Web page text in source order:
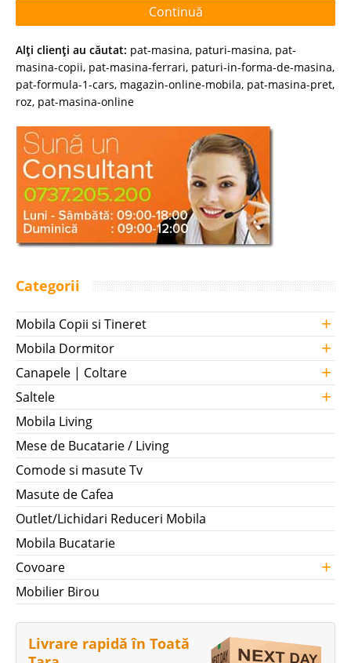
Continuă
Alţi clienţi au căutat: pat-masina, paturi-masina, pat-
masina-copii, pat-masina-ferrari, paturi-in-forma-de-masina,
pat-formula-1-cars, magazin-online-mobila, pat-masina-pret,
roz, pat-masina-online
Categorii
Mobila Copii si Tineret +
Mobila Dormitor +
Canapele | Coltare +
Saltele +
Mobila Living
Mese de Bucatarie / Living
Comode si masute Tv
Masute de Cafea
Outlet/Lichidari Reduceri Mobila
Mobila Bucatarie
Covoare
+
Mobilier Birou
Livrare rapidă în Toată